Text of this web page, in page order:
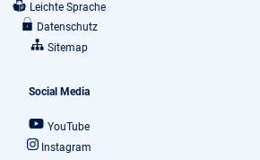
Leichte Sprache
Datenschutz
Sitemap
Social Media
YouTube
Instagram